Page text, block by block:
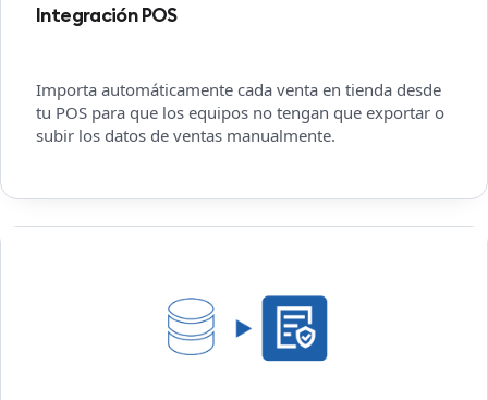
Integración POS
Importa automáticamente cada venta en tienda desde
tu POS para que los equipos no tengan que exportar o
subir los datos de ventas manualmente.